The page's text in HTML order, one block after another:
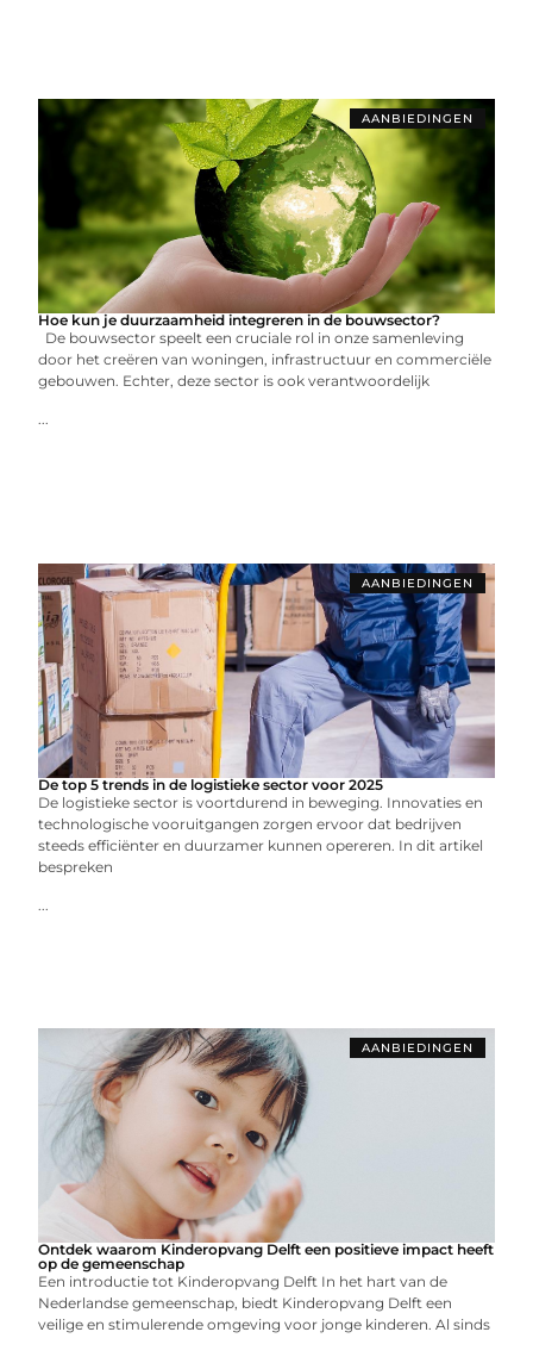
AANBIEDINGEN
Hoe kun je duurzaamheid integreren in de bouwsector?
De bouwsector speelt een cruciale rol in onze samenleving
door het creëren van woningen, infrastructuur en commerciële
gebouwen. Echter, deze sector is ook verantwoordelijk
...
AANBIEDINGEN
De top 5 trends in de logistieke sector voor 2025
De logistieke sector is voortdurend in beweging. Innovaties en
technologische vooruitgangen zorgen ervoor dat bedrijven
steeds efficiënter en duurzamer kunnen opereren. In dit artikel
bespreken
...
AANBIEDINGEN
Ontdek waarom Kinderopvang Delft een positieve impact heeft
op de gemeenschap
Een introductie tot Kinderopvang Delft In het hart van de
Nederlandse gemeenschap, biedt Kinderopvang Delft een
veilige en stimulerende omgeving voor jonge kinderen. Al sinds